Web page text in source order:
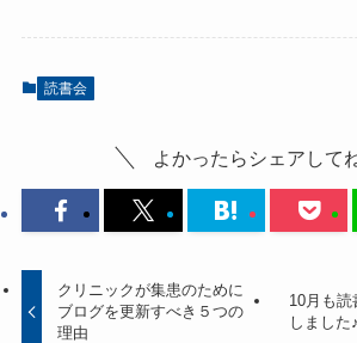
読書会
よかったらシェアして
クリニックが集患のために
ブログを更新すべき５つの
理由
10月も
しました♪